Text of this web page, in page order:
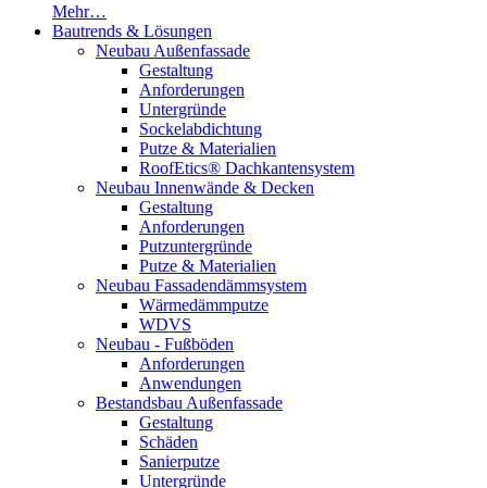
Mehr…
Bautrends & Lösungen
Neubau Außenfassade
Gestaltung
Anforderungen
Untergründe
Sockelabdichtung
Putze & Materialien
RoofEtics® Dachkantensystem
Neubau Innenwände & Decken
Gestaltung
Anforderungen
Putzuntergründe
Putze & Materialien
Neubau Fassadendämmsystem
Wärmedämmputze
WDVS
Neubau - Fußböden
Anforderungen
Anwendungen
Bestandsbau Außenfassade
Gestaltung
Schäden
Sanierputze
Untergründe